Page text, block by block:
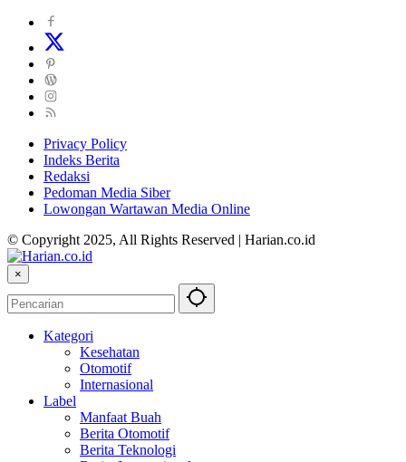
Privacy Policy
Indeks Berita
Redaksi
Pedoman Media Siber
Lowongan Wartawan Media Online
© Copyright 2025, All Rights Reserved | Harian.co.id
×
Kategori
Kesehatan
Otomotif
Internasional
Label
Manfaat Buah
Berita Otomotif
Berita Teknologi